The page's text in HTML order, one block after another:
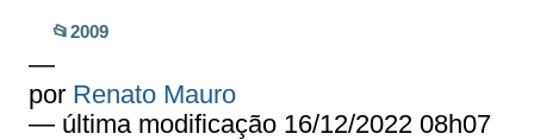
📂2009
—
por Renato Mauro
— última modificação 16/12/2022 08h07